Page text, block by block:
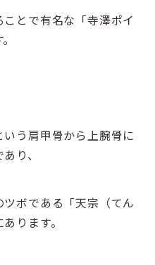
とで有名な「寺澤ポイ
う肩甲骨から上腕骨に
り、
ボである「天宗（てん
ります。